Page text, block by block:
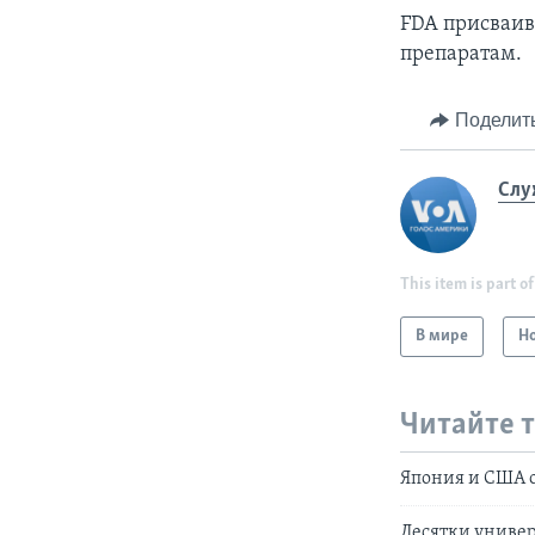
FDA
препаратам.
This item is part of
В мире
Читайте
Япония и США